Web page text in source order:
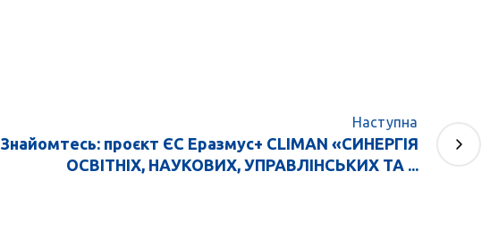
Наступна
Знайомтесь: проєкт ЄС Еразмус+ CLIMAN «СИНЕРГІЯ
ОСВІТНІХ, НАУКОВИХ, УПРАВЛІНСЬКИХ ТА ...